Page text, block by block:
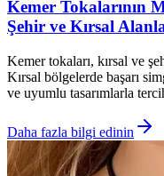
Kemer Tokalarının
Şehir ve Kırsal
Kemer tokaları, kırsal ve
Kırsal bölgelerde başarı
ve uyumlu tasarımlarla
Daha fazla bilgi edinin